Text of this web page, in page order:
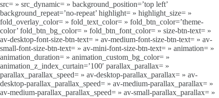
src= » src_dynamic= » background_position=’top left’
background_repeat=’no-repeat’ highlight= » highlight_size= »
fold_overlay_color= » fold_text_color= » fold_btn_color=’theme-
color’ fold_btn_bg_color= » fold_btn_font_color= » size-btn-text= »
av-desktop-font-size-btn-text= » av-medium-font-size-btn-text= » av-
small-font-size-btn-text= » av-mini-font-size-btn-text= » animation= »
animation_duration= » animation_custom_bg_color= »
animation_z_index_curtain=’100′ parallax_parallax= »
parallax_parallax_speed= » av-desktop-parallax_parallax= » av-
desktop-parallax_parallax_speed= » av-medium-parallax_parallax= »
av-medium-parallax_parallax_speed= » av-small-parallax_parallax= »